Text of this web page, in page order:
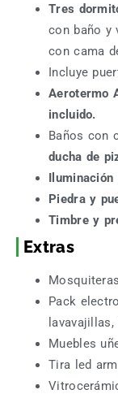
Tres
con baño y
con cama
Incluye
Aerotermo
incluido.
Baños con
ducha de
Iluminación
Piedra y
Timbre y
Extras
Pack
Muebles
Tira led